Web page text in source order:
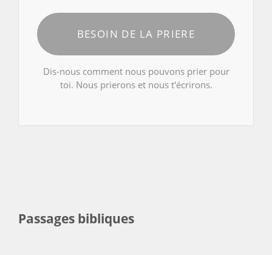
BESOIN DE LA PRIERE
Dis-nous comment nous pouvons prier pour
toi. Nous prierons et nous t'écrirons.
Passages bibliques